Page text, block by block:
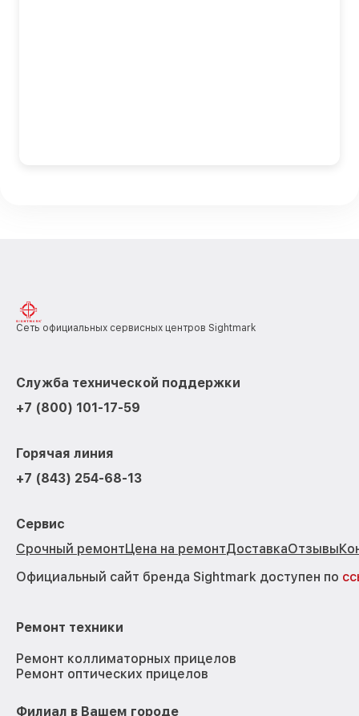
Сеть официальных сервисных центров Sightmark
Служба технической поддержки
+7 (800) 101-17-59
Горячая линия
+7 (843) 254-68-13
Сервис
Срочный ремонтЦена на ремонтДоставкаОтзывы
Официальный сайт бренда Sightmark доступен по
Ремонт техники
Ремонт коллиматорных прицелов
Ремонт оптических прицелов
Филиал в Вашем городе